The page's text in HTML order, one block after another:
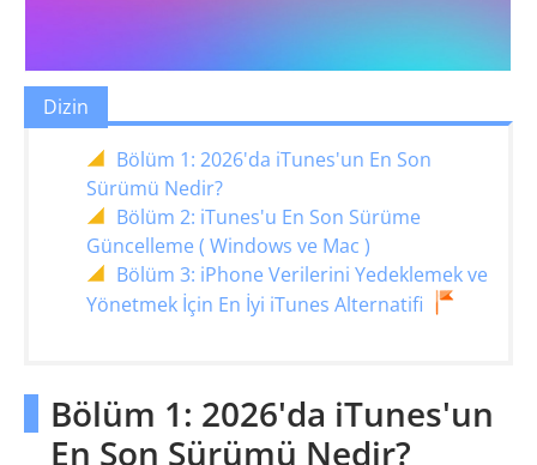
Dizin
Bölüm 1: 2026'da iTunes'un En Son
Sürümü Nedir?
Bölüm 2: iTunes'u En Son Sürüme
Güncelleme ( Windows ve Mac )
Bölüm 3: iPhone Verilerini Yedeklemek ve
Yönetmek İçin En İyi iTunes Alternatifi
Bölüm 1: 2026'da iTunes'un
En Son Sürümü Nedir?